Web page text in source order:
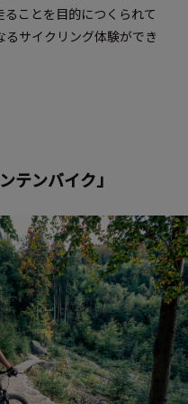
ことを目的につくられて
サイクリング体験ができ
テンバイク」